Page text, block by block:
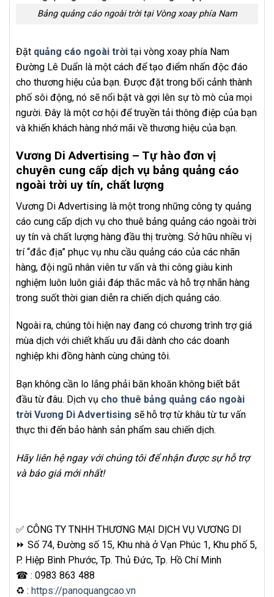
Bảng quảng cáo ngoài trời tại Vòng xoay phía Nam
Đặt quảng cáo ngoài trời tại vòng xoay phía Nam
Đường Lê Duẩn là một cách để tạo điểm nhấn độc đáo
cho thương hiệu của bạn. Được đặt trong bối cảnh thành
phố sôi động, nó sẽ nổi bật và gợi lên sự tò mò của mọi
người. Đây là một cơ hội để truyền tải thông điệp của bạn
và khiến khách hàng nhớ mãi về thương hiệu của bạn.
Vương Di Advertising – Tự hào đơn vị
chuyên cung cấp dịch vụ bảng quảng cáo
ngoài trời uy tín, chất lượng
Vương Di Advertising là một trong những công ty quảng
cáo cung cấp dịch vụ cho thuê bảng quảng cáo ngoài trời
uy tín và chất lượng hàng đầu thị trường. Sở hữu nhiều vị
trí “đắc địa” phục vụ nhu cầu quảng cáo của các nhãn
hàng, đội ngũ nhân viên tư vấn và thi công giàu kinh
nghiệm luôn luôn giải đáp thắc mắc và hỗ trợ nhãn hàng
trong suốt thời gian diễn ra chiến dịch quảng cáo.
Ngoài ra, chúng tôi hiện nay đang có chương trình trợ giá
mùa dịch với chiết khấu ưu đãi dành cho các doanh
nghiệp khi đồng hành cùng chúng tôi.
Bạn không cần lo lắng phải băn khoăn không biết bắt
đầu từ đâu. Dịch vụ cho thuê bảng quảng cáo ngoài
trời Vương Di Advertising sẽ hỗ trợ từ khâu từ tư vấn
thực thi đến bảo hành sản phẩm sau chiến dịch.
Hãy liên hệ ngay với chúng tôi để nhận được sự hỗ trợ
và báo giá mới nhất!
✅ CÔNG TY TNHH THƯƠNG MẠI DỊCH VỤ VƯƠNG DI
⏩ Số 74, Đường số 15, Khu nhà ở Vạn Phúc 1, Khu phố 5,
P. Hiệp Bình Phước, Tp. Thủ Đức, Tp. Hồ Chí Minh
☎ : 0983 863 488
♻ : https://panoquangcao.vn